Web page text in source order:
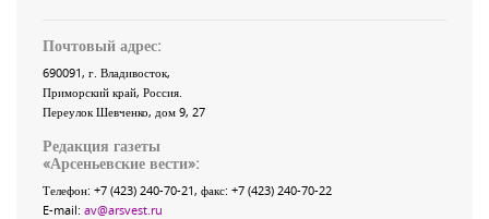
Почтовый адрес:
690091, г. Владивосток,
Приморский край, Россия
Переулок Шевченко, дом 9, 27
Редакция газеты
«Арсеньевские вести»:
Телефон: +7 (423) 240-70-21, факс: +7 (423) 240-70-22
E-mail: av@arsvest.ru